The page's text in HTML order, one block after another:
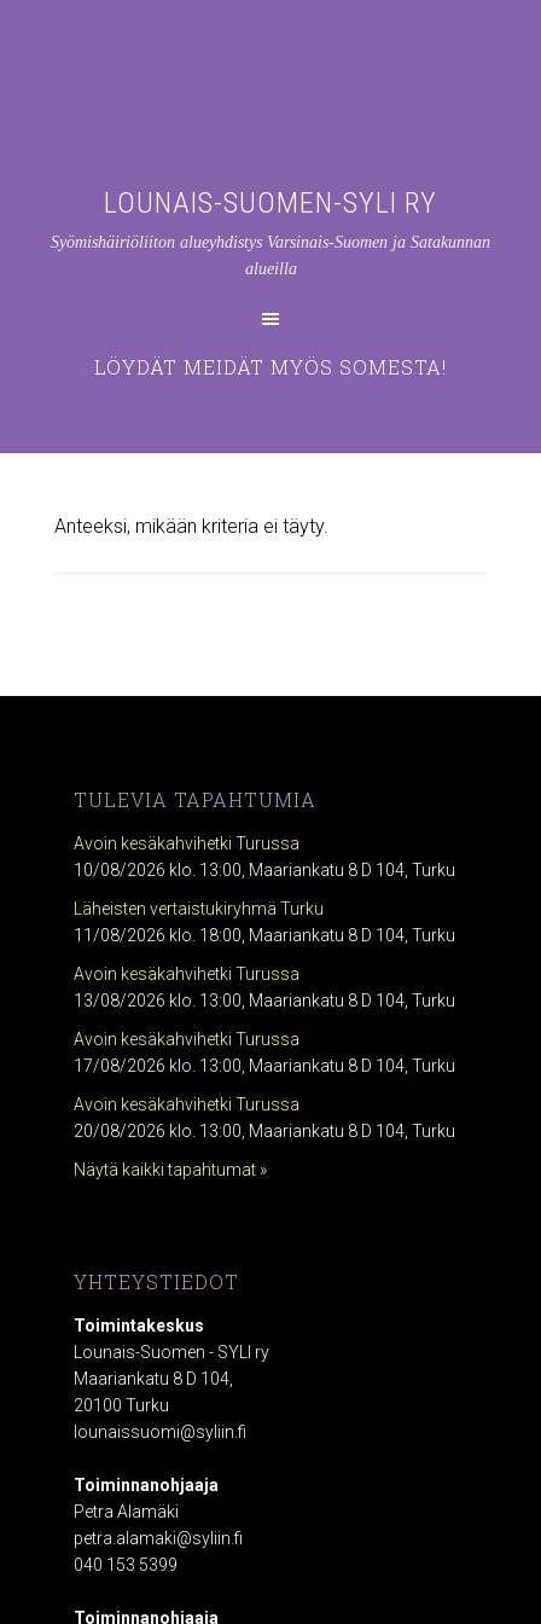
LOUNAIS-SUOMEN-SYLI RY
Syömishäiriöliiton alueyhdistys Varsinais-Suomen ja Satakunnan
alueilla
LÖYDÄT MEIDÄT MYÖS SOMESTA!
Anteeksi, mikään kriteria ei täyty.
TULEVIA TAPAHTUMIA
Avoin kesäkahvihetki Turussa
10/08/2026 klo. 13:00, Maariankatu 8 D 104, Turku
Läheisten vertaistukiryhmä Turku
11/08/2026 klo. 18:00, Maariankatu 8 D 104, Turku
Avoin kesäkahvihetki Turussa
13/08/2026 klo. 13:00, Maariankatu 8 D 104, Turku
Avoin kesäkahvihetki Turussa
17/08/2026 klo. 13:00, Maariankatu 8 D 104, Turku
Avoin kesäkahvihetki Turussa
20/08/2026 klo. 13:00, Maariankatu 8 D 104, Turku
Näytä kaikki tapahtumat »
YHTEYSTIEDOT
Toimintakeskus
Lounais-Suomen - SYLI ry
Maariankatu 8 D 104,
20100 Turku
lounaissuomi@syliin.fi
Toiminnanohjaaja
Petra Alamäki
petra.alamaki@syliin.fi
040 153 5399
Toiminnanohjaaja